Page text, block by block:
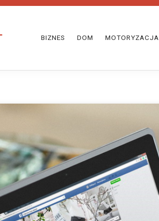
BIZNES DOM MOTORYZACJA